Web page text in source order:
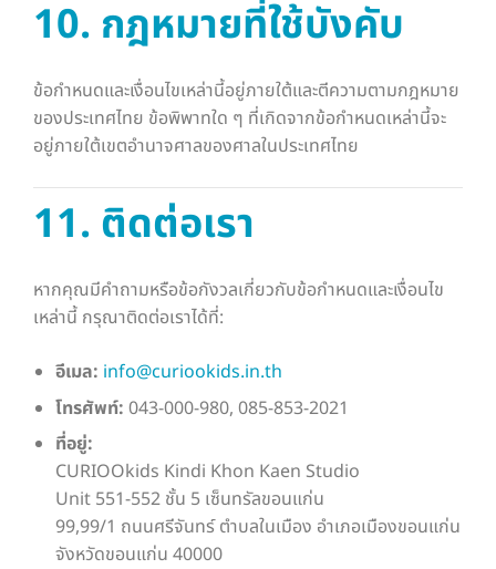
10. กฎหมายที่ใช้บังคับ
ข้อกำหนดและเงื่อนไขเหล่านี้อยู่ภายใต้และตีความตามกฎหมาย
ของประเทศไทย ข้อพิพาทใด ๆ ที่เกิดจากข้อกำหนดเหล่านี้จะ
อยู่ภายใต้เขตอำนาจศาลของศาลในประเทศไทย
11. ติดต่อเรา
หากคุณมีคำถามหรือข้อกังวลเกี่ยวกับข้อกำหนดและเงื่อนไข
เหล่านี้ กรุณาติดต่อเราได้ที่:
อีเมล: info@curiookids.in.th
โทรศัพท์: 043-000-980, 085-853-2021
ที่อยู่:
CURIOOkids Kindi Khon Kaen Studio
Unit 551-552 ชั้น 5 เซ็นทรัลขอนแก่น
99,99/1 ถนนศรีจันทร์ ตำบลในเมือง อำเภอเมืองขอนแก่น
จังหวัดขอนแก่น 40000